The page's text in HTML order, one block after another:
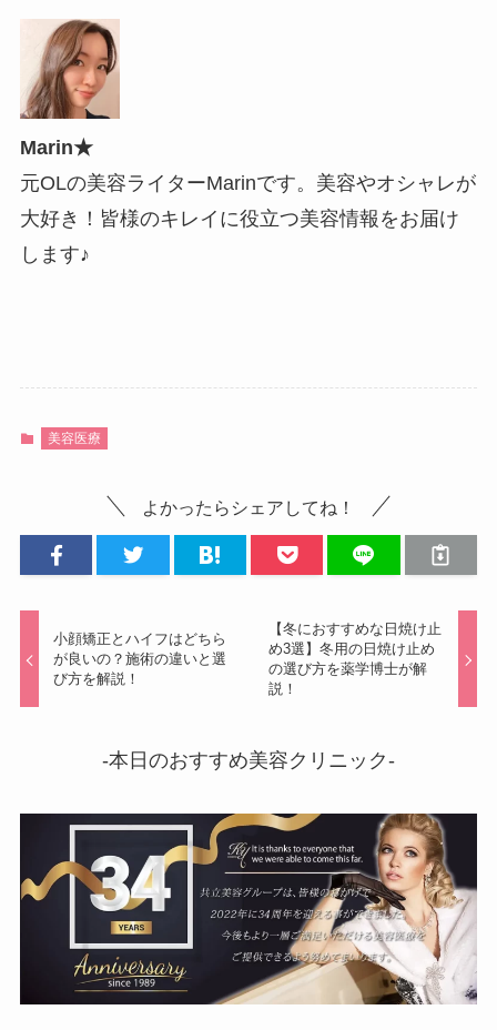
Marin★
元OLの美容ライターMarinです。美容やオシャレが
大好き！皆様のキレイに役立つ美容情報をお届け
します♪
美容医療
よかったらシェアしてね！
小顔矯正とハイフはどちら
が良いの？施術の違いと選
び方を解説！
【冬におすすめな日焼け止
め3選】冬用の日焼け止め
の選び方を薬学博士が解
説！
-本日のおすすめ美容クリニック-